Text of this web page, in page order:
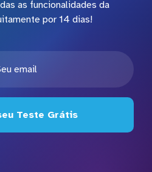
as funcionalidades da
por 14 dias!
Teste Grátis